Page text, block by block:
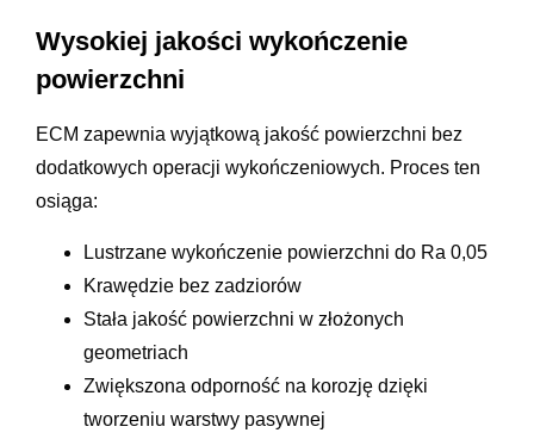
Wysokiej jakości wykończenie
powierzchni
ECM zapewnia wyjątkową jakość powierzchni bez
dodatkowych operacji wykończeniowych. Proces ten
osiąga:
Lustrzane wykończenie powierzchni do Ra 0,05
Krawędzie bez zadziorów
Stała jakość powierzchni w złożonych
geometriach
Zwiększona odporność na korozję dzięki
tworzeniu warstwy pasywnej